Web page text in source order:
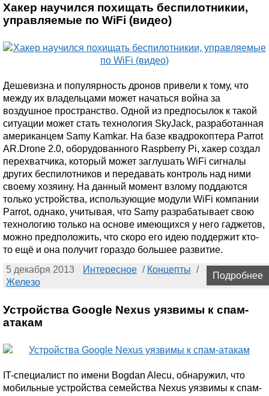
Хакер научился похищать беспилотникии,
управляемые по WiFi (видео)
Дешевизна и популярность дронов привели к тому, что
между их владельцами может начаться война за
воздушное пространство. Одной из предпосылок к такой
ситуации может стать технология SkyJack, разработанная
американцем Samy Kamkar. На базе квадрокоптера Parrot
AR.Drone 2.0, оборудованного Raspberry Pi, хакер создал
перехватчика, который может заглушать WiFi сигналы
других беспилотников и передавать контроль над ними
своему хозяину. На данный момент взлому поддаются
только устройства, использующие модули WiFi компании
Parrot, однако, учитывая, что Samy разрабатывает свою
технологию только на основе имеющихся у него гаджетов,
можно предположить, что скоро его идею поддержит кто-
то ещё и она получит гораздо большее развитие.
5 декабря 2013
Интересное / Концепты /
Железо
Подробнее
Устройства Google Nexus уязвимы к спам-
атакам
IT-специалист по имени Bogdan Alecu, обнаружил, что
мобильные устройства семейства Nexus уязвимы к спам-